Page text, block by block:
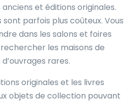
et éditions originales.
sont parfois plus coûteux. Vous
dans les salons et foires
les maisons de
rares.
originales et les livres
objets de collection pouvant